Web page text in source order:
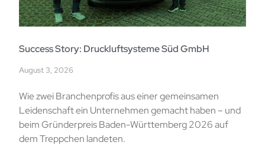
Success Story: Druckluftsysteme Süd GmbH
August 3, 2026
Wie zwei Branchenprofis aus einer gemeinsamen
Leidenschaft ein Unternehmen gemacht haben – und
beim Gründerpreis Baden-Württemberg 2026 auf
dem Treppchen landeten.